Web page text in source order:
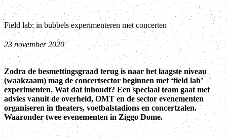
Field lab: in bubbels experimenteren met concerten
23 november 2020
Zodra de besmettingsgraad terug is naar het laagste niveau
(waakzaam) mag de concertsector beginnen met ‘field lab’
experimenten. Wat dat inhoudt? Een speciaal team gaat met
advies vanuit de overheid, OMT en de sector evenementen
organiseren in theaters, voetbalstadions en concertzalen.
Waaronder twee evenementen in Ziggo Dome.